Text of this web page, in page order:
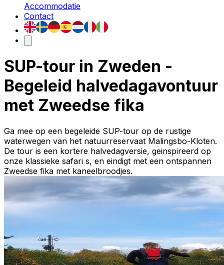
Accommodatie
Contact
SUP-tour in Zweden -
Begeleid halvedagavontuur
met Zweedse fika
Ga mee op een begeleide SUP-tour op de rustige
waterwegen van het natuurreservaat Malingsbo-Kloten.
De tour is een kortere halvedagversie, geinspireerd op
onze klassieke safari s, en eindigt met een ontspannen
Zweedse fika met kaneelbroodjes.